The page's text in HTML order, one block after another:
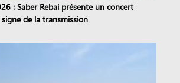
: Saber Rebai présente un concert
de la transmission